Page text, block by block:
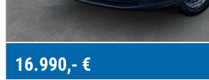
16.990,- €